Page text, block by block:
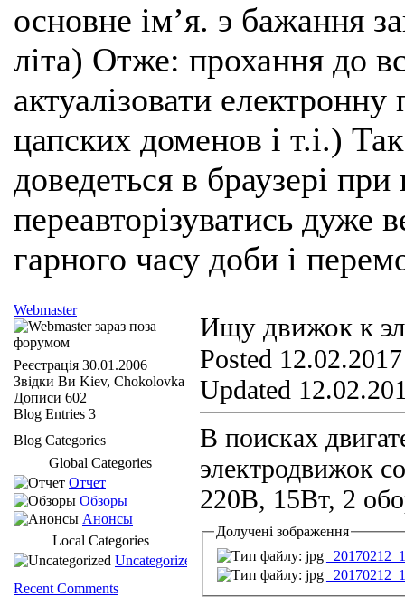
основне імʼя. э бажання
літа) Отже: прохання до
актуалізовати
цапских доменов і т.і.)
доведеться в браузері
переавторізуватись
гарного часу доби і
Ищу движок к
Posted
Updated
В поисках
электродвижок
220В, 15Вт, 2
Долучені зображення
Webmaster
Реєстрація 30.01.2006
Звідки Ви Kiev, Chokolovka
Дописи 602
Blog Entries 3
Blog Categories
Global Categories
Отчет
Обзоры
Анонсы
Local Categories
Uncategorized
Recent Comments